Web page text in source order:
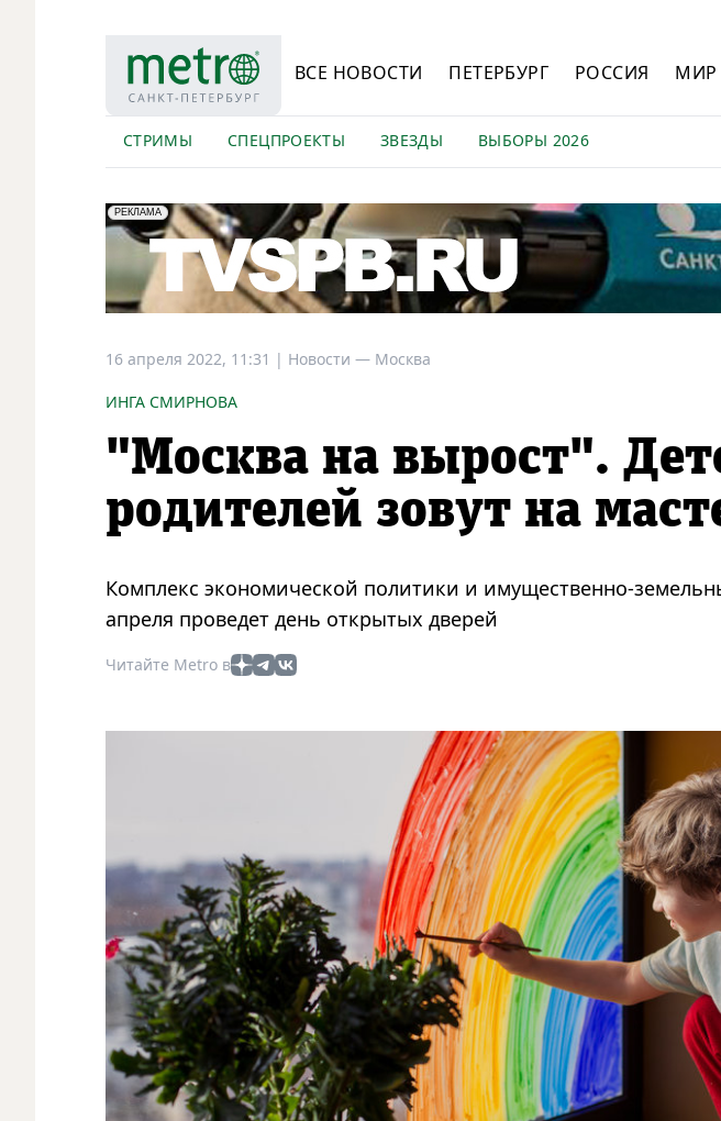
ВСЕ НОВОСТИ ПЕТЕРБУРГ РОССИЯ МИР
СТРИМЫ СПЕЦПРОЕКТЫ ЗВЕЗДЫ ВЫБОРЫ 2026
erid: LdtCK5Efv
РЕКЛАМА
АО "ГАТР", ИНН: 7841320717
16 апреля 2022, 11:31 | Новости — Москва
ИНГА СМИРНОВА
"Москва на вырост".
родителей зовут на
Комплекс экономической политики и имущественно-
апреля проведет день открытых дверей
Читайте Metro в